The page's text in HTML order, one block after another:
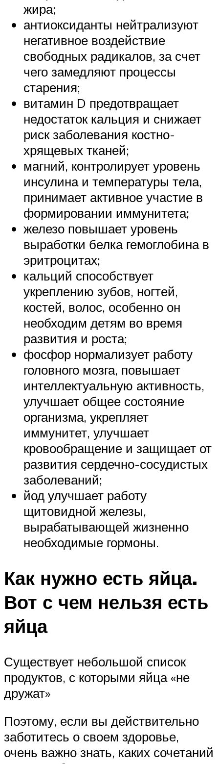
жира;
антиоксиданты нейтрализуют
негативное воздействие
свободных радикалов, за счет
чего замедляют процессы
старения;
витамин D предотвращает
недостаток кальция и снижает
риск заболевания костно-
хрящевых тканей;
магний, контролирует уровень
инсулина и температуры тела,
принимает активное участие в
формировании иммунитета;
железо повышает уровень
выработки белка гемоглобина в
эритроцитах;
кальций способствует
укреплению зубов, ногтей,
костей, волос, особенно он
необходим детям во время
развития и роста;
фосфор нормализует работу
головного мозга, повышает
интеллектуальную активность,
улучшает общее состояние
организма, укрепляет
иммунитет, улучшает
кровообращение и защищает от
развития сердечно-сосудистых
заболеваний;
йод улучшает работу
щитовидной железы,
вырабатывающей жизненно
необходимые гормоны.
Как нужно есть яйца.
Вот с чем нельзя есть
яйца
Существует небольшой список
продуктов, с которыми яйца «не
дружат»
Поэтому, если вы действительно
заботитесь о своем здоровье,
очень важно знать, каких сочетаний